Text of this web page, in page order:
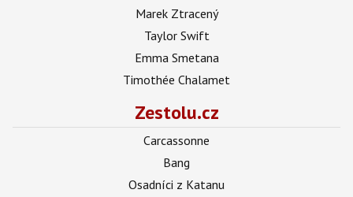
Marek Ztracený
Taylor Swift
Emma Smetana
Timothée Chalamet
Zestolu.cz
Carcassonne
Bang
Osadníci z Katanu